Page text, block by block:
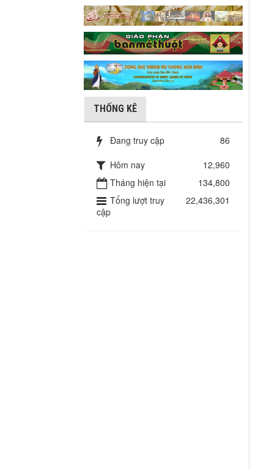
THỐNG KÊ
Đang truy cập
86
Hôm nay
12,960
Tháng hiện tại
134,800
Tổng lượt truy
cập
22,436,301